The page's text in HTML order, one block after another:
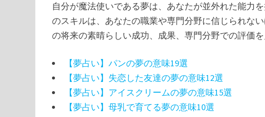
自分が魔法使いである夢は、あなたが並外れた能力
のスキルは、あなたの職業や専門分野に信じられな
の将来の素晴らしい成功、成果、専門分野での評価を
【夢占い】パンの夢の意味19選
【夢占い】失恋した友達の夢の意味12選
【夢占い】アイスクリームの夢の意味15選
【夢占い】母乳で育てる夢の意味10選